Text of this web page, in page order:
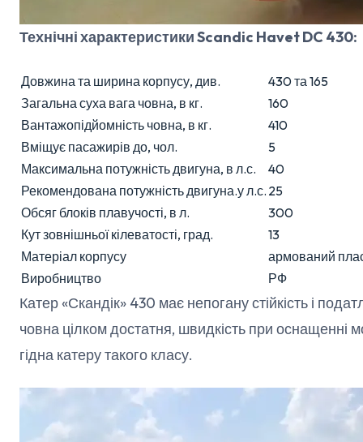
Технічні характеристики Scandic Havet DC 430:
Довжина та ширина корпусу, див.
430 та 165
Загальна суха вага човна, в кг.
160
Вантажопідйомність човна, в кг.
410
Вміщує пасажирів до, чол.
5
Максимальна потужність двигуна, в л.с.
40
Рекомендована потужність двигуна.у л.с. 25
Обсяг блоків плавучості, в л.
300
Кут зовнішньої кілеватості, град.
13
Матеріал корпусу
армований
Виробництво
РФ
Катер «Скандік» 430 має непогану стійкість і
човна цілком достатня, швидкість при оснащенні
гідна катеру такого класу.